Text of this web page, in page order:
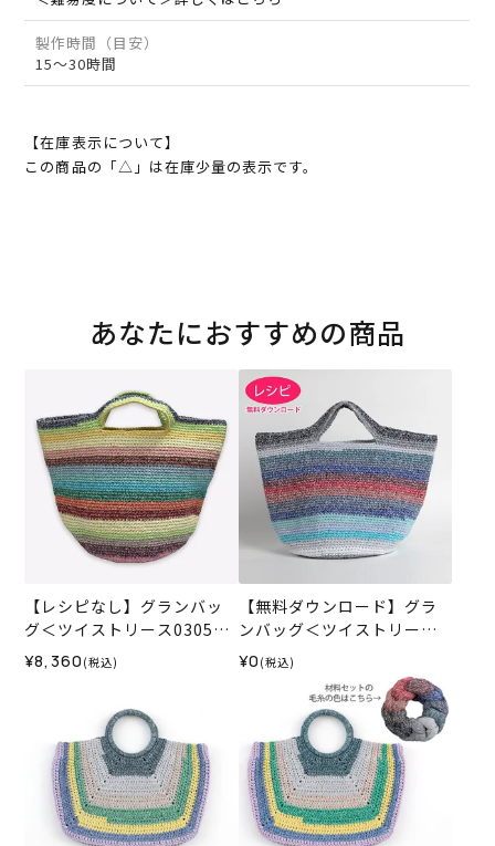
製作時間（目安）
15～30時間
【在庫表示について】
この商品の「△」は在庫少量の表示です。
あなたにおすすめの商品
【レシピなし】グランバッ
グ＜ツイストリース0305＞
（編み物 材料セット）
¥8,360 (税込)
【無料ダウンロード】グラ
ンバッグ＜ツイストリース
＞（レシピ）
¥0 (税込)